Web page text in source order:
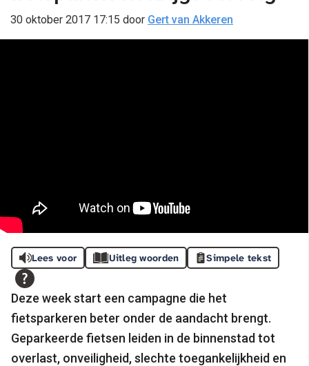
30 oktober 2017 17:15 door Gert van Akkeren
Lees voor Uitleg woorden Simpele tekst
Deze week start een campagne die het
fietsparkeren beter onder de aandacht brengt.
Geparkeerde fietsen leiden in de binnenstad tot
overlast, onveiligheid, slechte toegankelijkheid en